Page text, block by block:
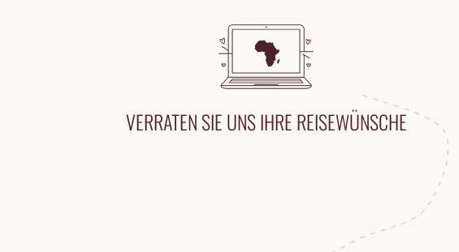
VERRATEN SIE UNS IHRE REISEWÜNSCHE